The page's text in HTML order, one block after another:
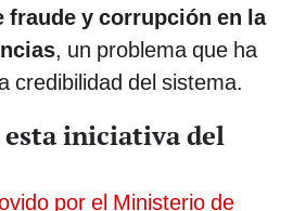
fraude y corrupción en la
, un problema que ha
credibilidad del sistema.
esta iniciativa del
por el Ministerio de